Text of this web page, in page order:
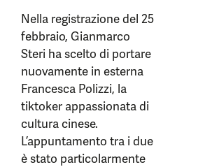
Nella registrazione del 25
febbraio, Gianmarco
Steri ha scelto di portare
nuovamente in esterna
Francesca Polizzi, la
tiktoker appassionata di
cultura cinese.
L’appuntamento tra i due
è stato particolarmente